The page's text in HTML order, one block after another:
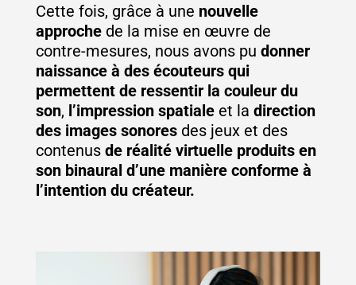
Cette fois, grâce à une nouvelle
approche de la mise en œuvre de
contre-mesures, nous avons pu donner
naissance à des écouteurs qui
permettent de ressentir la couleur du
son, l’impression spatiale et la direction
des images sonores des jeux et des
contenus de réalité virtuelle produits en
son binaural d’une manière conforme à
l’intention du créateur.